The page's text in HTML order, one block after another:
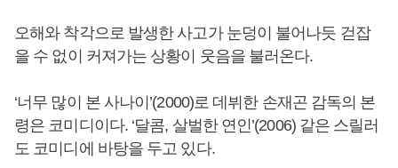
오해와 착각으로 발생한 사고가 눈덩이 불어나듯 걷잡
을 수 없이 커져가는 상황이 웃음을 불러온다.
‘너무 많이 본 사나이’(2000)로 데뷔한 손재곤 감독의 본
령은 코미디이다. ‘달콤, 살벌한 연인’(2006) 같은 스릴러
도 코미디에 바탕을 두고 있다.